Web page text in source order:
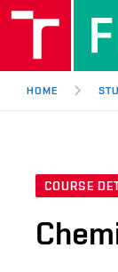
HOME
COURSE